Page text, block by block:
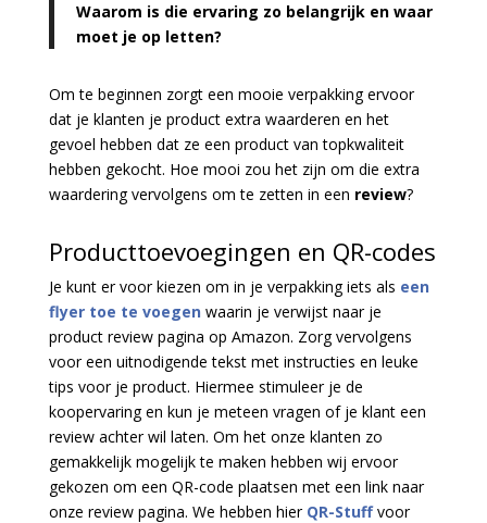
Waarom is die ervaring zo belangrijk en waar
moet je op letten?
Om te beginnen zorgt een mooie verpakking ervoor
dat je klanten je product extra waarderen en het
gevoel hebben dat ze een product van topkwaliteit
hebben gekocht. Hoe mooi zou het zijn om die extra
waardering vervolgens om te zetten in een review?
Producttoevoegingen en QR-codes
Je kunt er voor kiezen om in je verpakking iets als een
flyer toe te voegen waarin je verwijst naar je
product review pagina op Amazon. Zorg vervolgens
voor een uitnodigende tekst met instructies en leuke
tips voor je product. Hiermee stimuleer je de
koopervaring en kun je meteen vragen of je klant een
review achter wil laten. Om het onze klanten zo
gemakkelijk mogelijk te maken hebben wij ervoor
gekozen om een QR-code plaatsen met een link naar
onze review pagina. We hebben hier QR-Stuffvoor